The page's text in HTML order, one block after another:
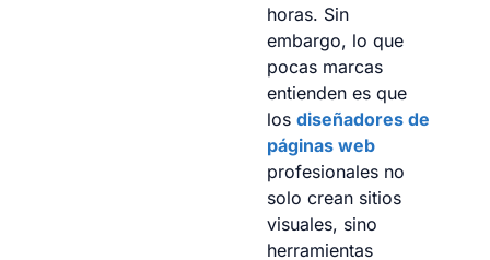
horas. Sin
embargo, lo que
pocas marcas
entienden es que
los diseñadores de
páginas web
profesionales no
solo crean sitios
visuales, sino
herramientas